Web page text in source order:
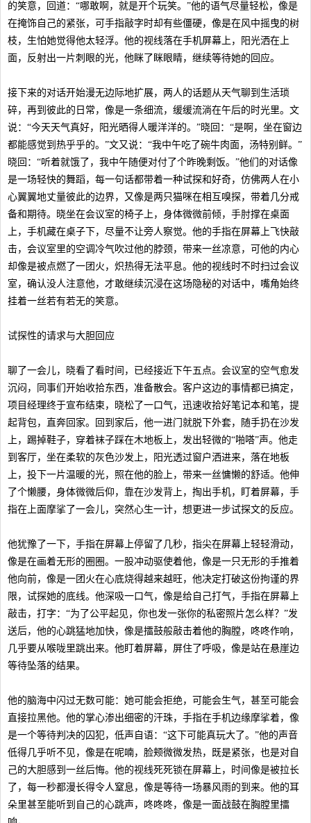
的笑意，回道：“哪敢啊，就是开个玩笑。”他的语气尽量轻松，像是
在掩饰自己的紧张，可手指敲字时却有些僵硬，像是在风中摇曳的树
枝，生怕她觉得他太轻浮。他的视线落在手机屏幕上，阳光洒在上
面，反射出一片刺眼的光，他眯了眯眼睛，继续等待她的回应。
接下来的对话开始漫无边际地扩展，两人的话题从天气聊到生活琐
碎，再到彼此的日常，像是一条细流，缓缓流淌在午后的时光里。文
说：“今天天气真好，阳光晒得人暖洋洋的。”晓回：“是啊，坐在窗边
都能感觉到热乎乎的。”文又说：“我中午吃了碗牛肉面，汤特别鲜。”
晓回：“听着就饿了，我中午随便对付了个昨晚剩饭。”他们的对话像
是一场轻快的舞蹈，每一句话都带着一种试探和好奇，仿佛两人在小
心翼翼地丈量彼此的边界，又像是两只猫咪在相互嗅探，带着几分戒
备和期待。晓坐在会议室的椅子上，身体微微前倾，手肘撑在桌面
上，手机藏在桌子下，尽量不让旁人察觉。他的手指在屏幕上飞快敲
击，会议室里的空调冷气吹过他的脖颈，带来一丝凉意，可他的内心
却像是被点燃了一团火，炽热得无法平息。他的视线时不时扫过会议
室，确认没人注意他，才敢继续沉浸在这场隐秘的对话中，嘴角始终
挂着一丝若有若无的笑意。
试探性的请求与大胆回应
聊了一会儿，晓看了看时间，已经接近下午五点。会议室的空气愈发
沉闷，同事们开始收拾东西，准备散会。客户这边的事情都已搞定，
项目经理终于宣布结束，晓松了一口气，迅速收拾好笔记本和笔，提
起背包，直奔回家。回到家后，他一进门就脱下外套，随手扔在沙发
上，踢掉鞋子，穿着袜子踩在木地板上，发出轻微的“啪嗒”声。他走
到客厅，坐在柔软的灰色沙发上，阳光透过窗户洒进来，落在地板
上，投下一片温暖的光，照在他的脸上，带来一丝慵懒的舒适。他伸
了个懒腰，身体微微后仰，靠在沙发背上，掏出手机，盯着屏幕，手
指在上面摩挲了一会儿，突然心生一计，想更进一步试探文的反应。
他犹豫了一下，手指在屏幕上停留了几秒，指尖在屏幕上轻轻滑动，
像是在画着无形的圈圈。一股冲动驱使着他，像是一只无形的手推着
他向前，像是一团火在心底烧得越来越旺，他决定打破这份拘谨的界
限，试探她的底线。他深吸一口气，像是给自己打气，手指在屏幕上
敲击，打字：“为了公平起见，你也发一张你的私密照片怎么样？”发
送后，他的心跳猛地加快，像是擂鼓般敲击着他的胸膛，咚咚作响，
几乎要从喉咙里跳出来。他盯着屏幕，屏住了呼吸，像是站在悬崖边
等待坠落的结果。
他的脑海中闪过无数可能：她可能会拒绝，可能会生气，甚至可能会
直接拉黑他。他的掌心渗出细密的汗珠，手指在手机边缘摩挲着，像
是一个等待判决的囚犯，低声自语：“这下可能真玩大了。”他的声音
低得几乎听不见，像是在呢喃，脸颊微微发热，既是紧张，也是对自
己的大胆感到一丝后悔。他的视线死死锁在屏幕上，时间像是被拉长
了，每一秒都漫长得令人窒息，像是等待一场暴风雨的到来。他的耳
朵里甚至能听到自己的心跳声，咚咚咚，像是一面战鼓在胸膛里擂